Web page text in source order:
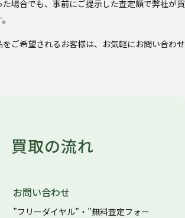
場合でも、事前にご提示した査定額で弊社が買
ご希望されるお客様は、お気軽にお問い合わせ
買取の流れ
お問い合わせ
”フリーダイヤル”・”無料査定フォー